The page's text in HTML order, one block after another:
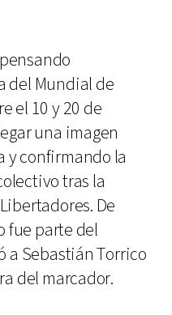
del Mundial de
el 10 y 20 de
una imagen
y confirmando la
tras la
De
fue parte del
a Sebastián Torrico
del marcador.